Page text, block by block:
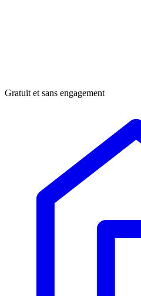
Gratuit et sans engagement